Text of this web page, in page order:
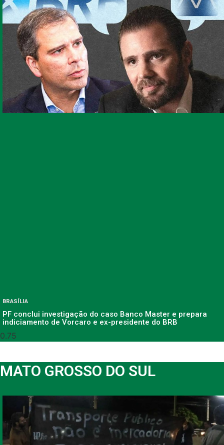
BRASÍLIA
PF conclui investigação do caso Banco Master e prepara
indiciamento de Vorcaro e ex-presidente do BRB
MATO GROSSO DO SUL